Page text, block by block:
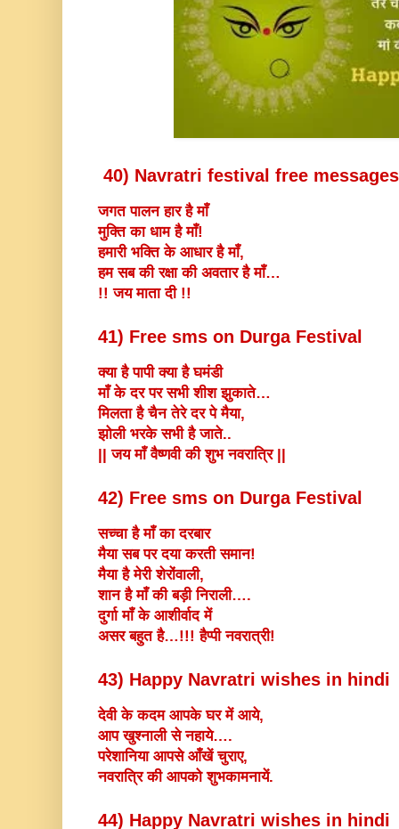
40) Navratri festival free messages
जगत पालन हार है माँ
मुक्ति का धाम है माँ!
हमारी भक्ति के आधार है माँ,
हम सब की रक्षा की अवतार है माँ…
!! जय माता दी !!
41) Free sms on Durga Festival
क्या है पापी क्या है घमंडी
माँ के दर पर सभी शीश झुकाते…
मिलता है चैन तेरे दर पे मैया,
झोली भरके सभी है जाते..
|| जय माँ वैष्णवी की शुभ नवरात्रि ||
42) Free sms on Durga Festival
सच्चा है माँ का दरबार
मैया सब पर दया करती समान!
मैया है मेरी शेरोंवाली,
शान है माँ की बड़ी निराली….
दुर्गा माँ के आशीर्वाद में
असर बहुत है…!!! हैप्पी नवरात्री!
43) Happy Navratri wishes in hindi
देवी के कदम आपके घर में आये,
आप खुश्नाली से नहाये….
परेशानिया आपसे आँखें चुराए,
नवरात्रि की आपको शुभकामनायें.
44) Happy Navratri wishes in hindi